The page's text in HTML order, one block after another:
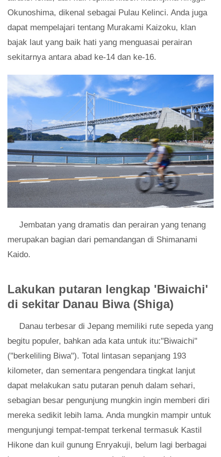
Okunoshima, dikenal sebagai Pulau Kelinci. Anda juga
dapat mempelajari tentang Murakami Kaizoku, klan
bajak laut yang baik hati yang menguasai perairan
sekitarnya antara abad ke-14 dan ke-16.
Jembatan yang dramatis dan perairan yang tenang
merupakan bagian dari pemandangan di Shimanami
Kaido.
Lakukan putaran lengkap 'Biwaichi'
di sekitar Danau Biwa (Shiga)
Danau terbesar di Jepang memiliki rute sepeda yang
begitu populer, bahkan ada kata untuk itu:"Biwaichi"
("berkeliling Biwa"). Total lintasan sepanjang 193
kilometer, dan sementara pengendara tingkat lanjut
dapat melakukan satu putaran penuh dalam sehari,
sebagian besar pengunjung mungkin ingin memberi diri
mereka sedikit lebih lama. Anda mungkin mampir untuk
mengunjungi tempat-tempat terkenal termasuk Kastil
Hikone dan kuil gunung Enryakuji, belum lagi berbagai